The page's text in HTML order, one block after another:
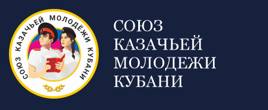
Штатный священник Александро-Невского собора протоиерей
Андрей Кравченко,, пресс-секретарь Войскового собора св.бл.кн.
Александра Невского Оксана Савченко.